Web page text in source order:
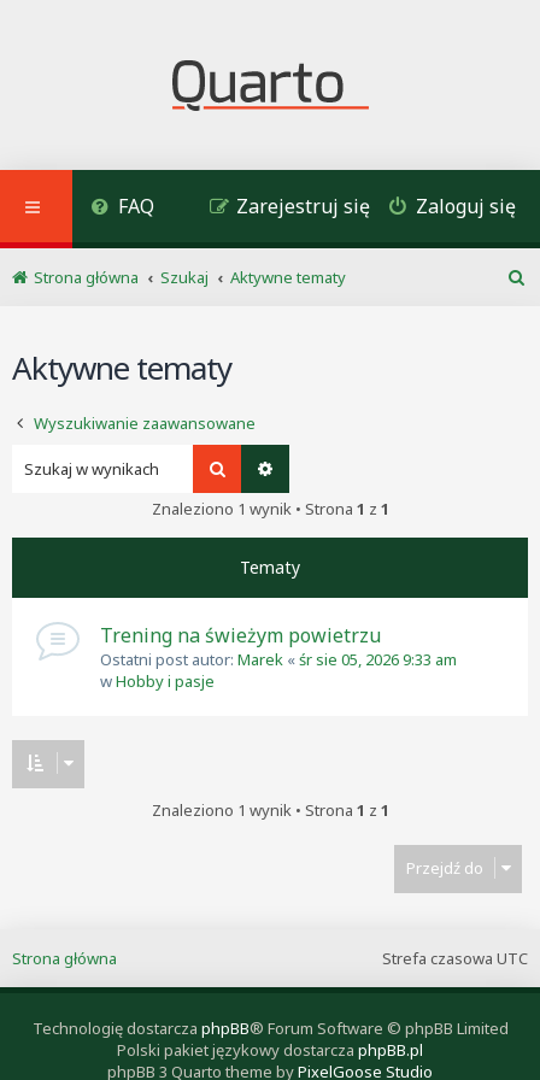
FAQ Zaloguj się
Zarejestruj się
Strona główna Szukaj
Aktywne tematy
Aktywne tematy
Wyszukiwanie zaawansowane
Szukaj
Znaleziono 1 wynik • Strona 1 z 1
Tematy
Trening na świeżym powietrzu
Ostatni post autor: Marek «śr sie 05, 2026 9:33 am
wHobby i pasje
Znaleziono 1 wynik • Strona 1 z 1
Przejdź do
Strefa czasowa UTC
Strona główna
Technologię dostarcza phpBB® Forum Software © phpBB Limited
Polski pakiet językowy dostarcza phpBB.pl
phpBB 3 Quarto theme byPixelGoose Studio